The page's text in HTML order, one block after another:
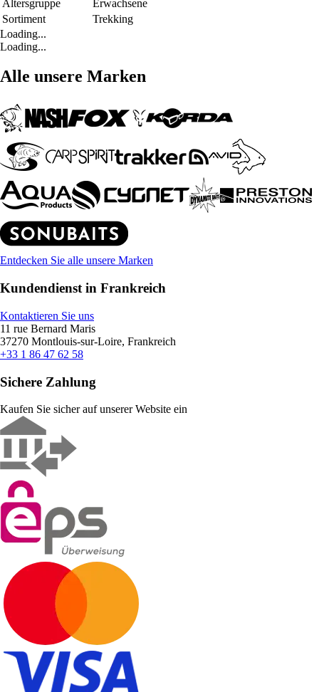
Altersgruppe
Erwachsene
Sortiment
Trekking
Loading...
Loading...
Alle unsere Marken
Entdecken Sie alle unsere Marken
Kundendienst in Frankreich
Kontaktieren Sie uns
11 rue Bernard Maris
37270 Montlouis-sur-Loire, Frankreich
+33 1 86 47 62 58
Sichere Zahlung
Kaufen Sie sicher auf unserer Website ein